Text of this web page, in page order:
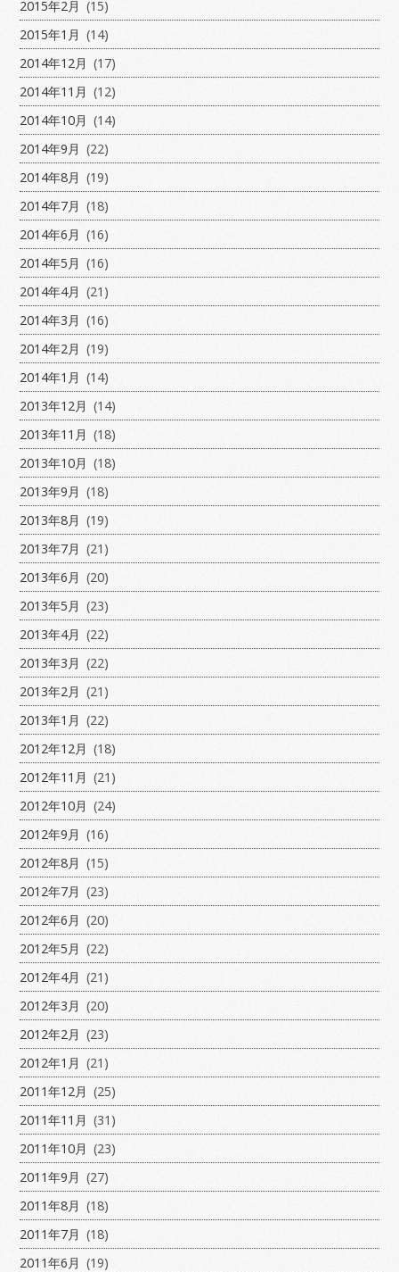
2015年2月 (15)
2015年1月 (14)
2014年12月 (17)
2014年11月 (12)
2014年10月 (14)
2014年9月 (22)
2014年8月 (19)
2014年7月 (18)
2014年6月 (16)
2014年5月 (16)
2014年4月 (21)
2014年3月 (16)
2014年2月 (19)
2014年1月 (14)
2013年12月 (14)
2013年11月 (18)
2013年10月 (18)
2013年9月 (18)
2013年8月 (19)
2013年7月 (21)
2013年6月 (20)
2013年5月 (23)
2013年4月 (22)
2013年3月 (22)
2013年2月 (21)
2013年1月 (22)
2012年12月 (18)
2012年11月 (21)
2012年10月 (24)
2012年9月 (16)
2012年8月 (15)
2012年7月 (23)
2012年6月 (20)
2012年5月 (22)
2012年4月 (21)
2012年3月 (20)
2012年2月 (23)
2012年1月 (21)
2011年12月 (25)
2011年11月 (31)
2011年10月 (23)
2011年9月 (27)
2011年8月 (18)
2011年7月 (18)
2011年6月 (19)